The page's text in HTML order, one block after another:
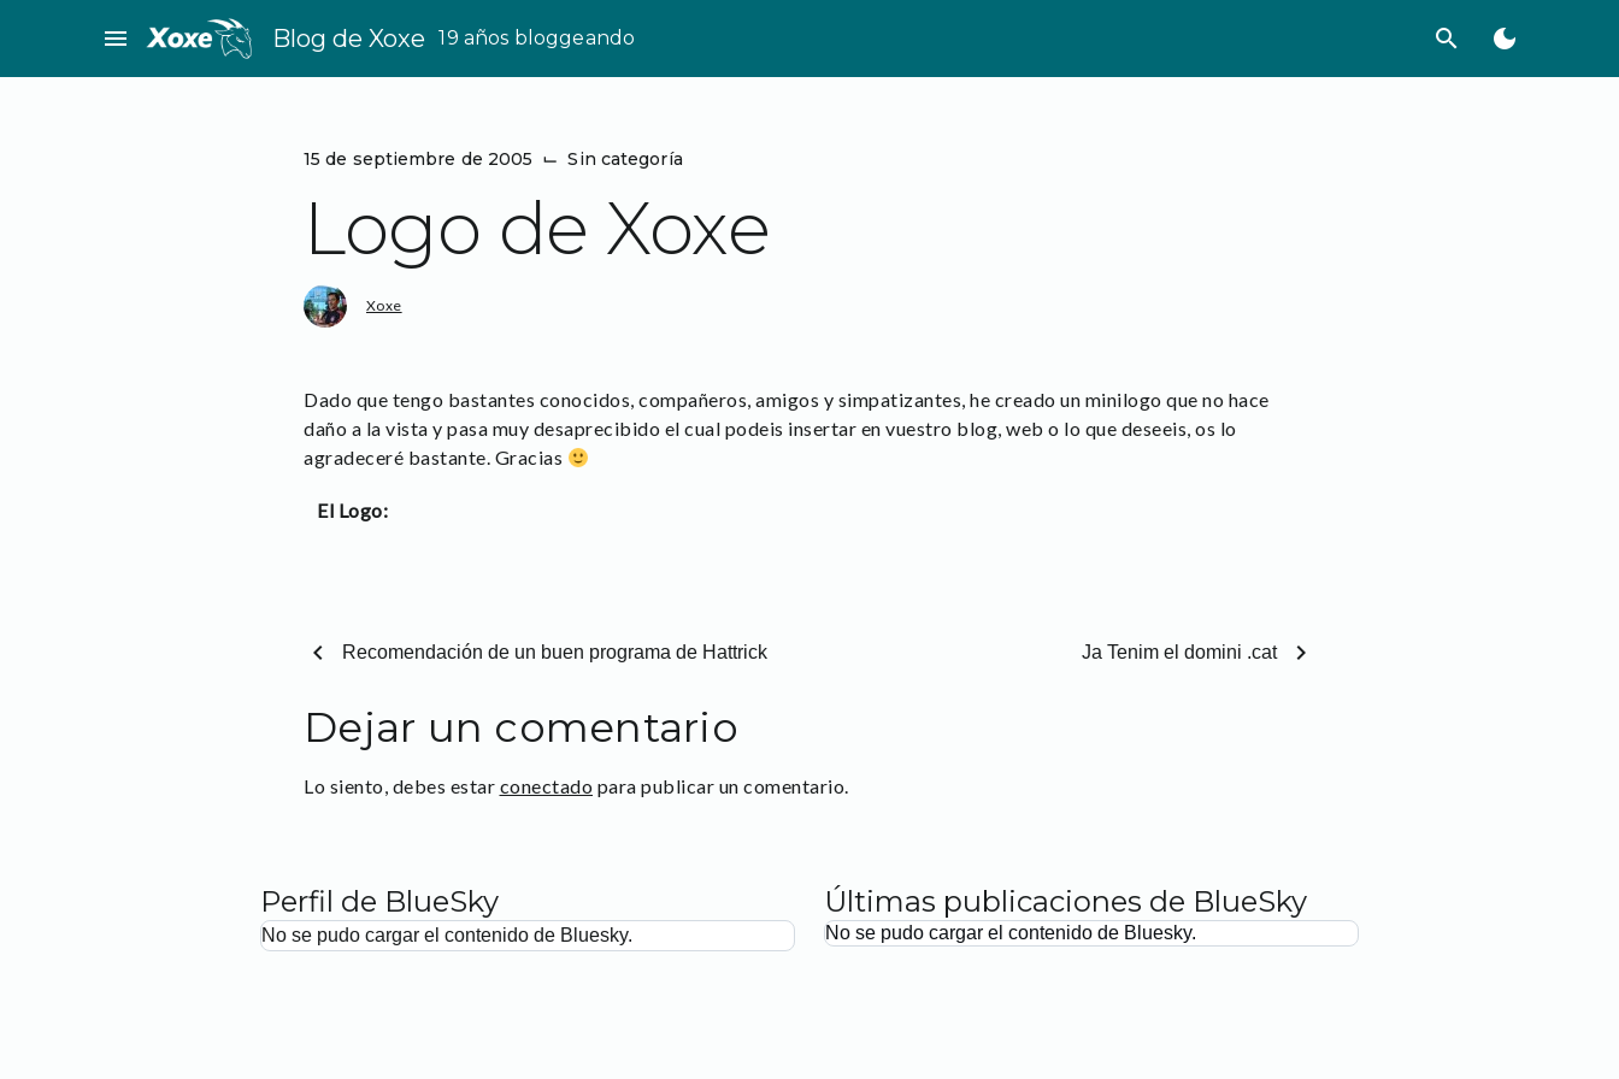
menu Blog de Xoxe 19 años bloggeando search dark_mode
15 de septiembre de 2005 ⌙ Sin categoría
Logo de Xoxe
Xoxe
Dado que tengo bastantes conocidos, compañeros, amigos y simpatizantes, he creado un minilogo que no hace
daño a la vista y pasa muy desaprecibido el cual podeis insertar en vuestro blog, web o lo que deseeis, os lo
agradeceré bastante. Gracias
El Logo:
chevron_left Recomendación de un buen programa de Hattrick Ja Tenim el domini .cat chevron_right
Dejar un comentario
Lo siento, debes estar conectado para publicar un comentario.
Perfil de BlueSky
No se pudo cargar el contenido de Bluesky.
Últimas publicaciones de BlueSky
No se pudo cargar el contenido de Bluesky.